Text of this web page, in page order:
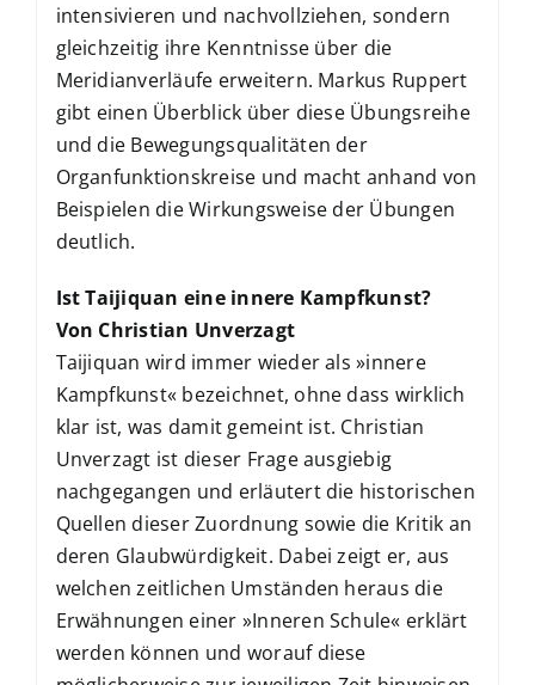
intensivieren und nachvollziehen, sondern
gleichzeitig ihre Kenntnisse über die
Meridianverläufe erweitern. Markus Ruppert
gibt einen Überblick über diese Übungsreihe
und die Bewegungsqualitäten der
Organfunktionskreise und macht anhand von
Beispielen die Wirkungsweise der Übungen
deutlich.
Ist Taijiquan eine innere Kampfkunst?
Von Christian Unverzagt
Taijiquan wird immer wieder als »innere
Kampfkunst« bezeichnet, ohne dass wirklich
klar ist, was damit gemeint ist. Christian
Unverzagt ist dieser Frage ausgiebig
nachgegangen und erläutert die historischen
Quellen dieser Zuordnung sowie die Kritik an
deren Glaubwürdigkeit. Dabei zeigt er, aus
welchen zeitlichen Umständen heraus die
Erwähnungen einer »Inneren Schule« erklärt
werden können und worauf diese